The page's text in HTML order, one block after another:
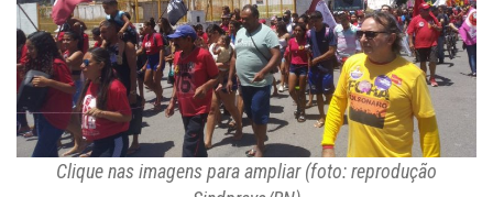
Clique nas imagens para ampliar (foto: reprodução